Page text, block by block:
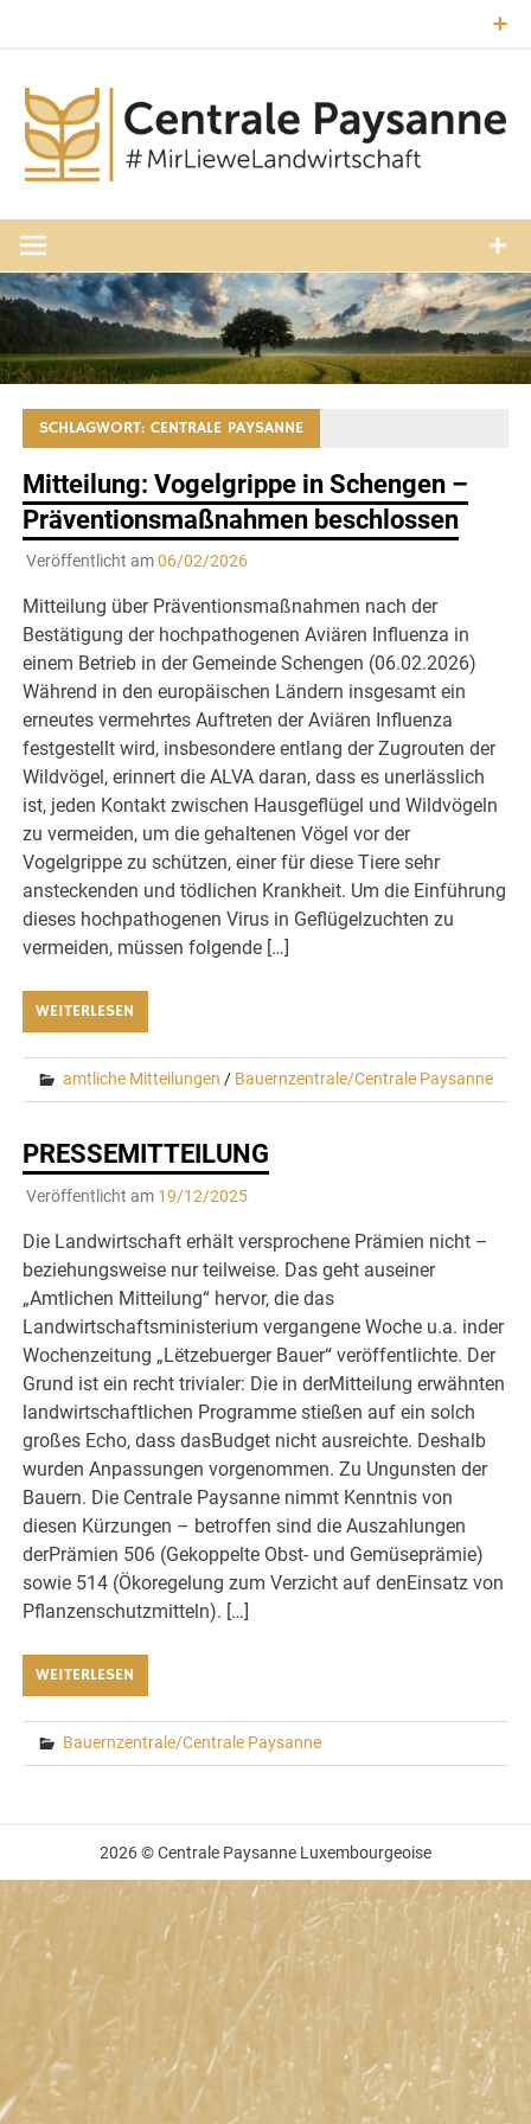
SCHLAGWORT:CENTRALE PAYSANNE
Mitteilung: Vogelgrippe in Schengen –
Präventionsmaßnahmen beschlossen
Veröffentlicht am06/02/2026
Mitteilung über Präventionsmaßnahmen nach der
Bestätigung der hochpathogenen Aviären Influenza in
einem Betrieb in der Gemeinde Schengen (06.02.2026)
Während in den europäischen Ländern insgesamt ein
erneutes vermehrtes Auftreten der Aviären Influenza
festgestellt wird, insbesondere entlang der Zugrouten der
Wildvögel, erinnert die ALVA daran, dass es unerlässlich
ist, jeden Kontakt zwischen Hausgeflügel und Wildvögeln
zu vermeiden, um die gehaltenen Vögel vor der
Vogelgrippe zu schützen, einer für diese Tiere sehr
ansteckenden und tödlichen Krankheit. Um die Einführung
dieses hochpathogenen Virus in Geflügelzuchten zu
vermeiden, müssen folgende […]
WEITERLESEN
amtliche Mitteilungen / Bauernzentrale/Centrale Paysanne
PRESSEMITTEILUNG
Veröffentlicht am 19/12/2025
Die Landwirtschaft erhält versprochene Prämien nicht –
beziehungsweise nur teilweise. Das geht auseiner
„Amtlichen Mitteilung“ hervor, die das
Landwirtschaftsministerium vergangene Woche u.a. inder
Wochenzeitung „Lëtzebuerger Bauer“ veröffentlichte. Der
Grund ist ein recht trivialer: Die in derMitteilung erwähnten
landwirtschaftlichen Programme stießen auf ein solch
großes Echo, dass dasBudget nicht ausreichte. Deshalb
wurden Anpassungen vorgenommen. Zu Ungunsten der
Bauern. Die Centrale Paysanne nimmt Kenntnis von
diesen Kürzungen – betroffen sind die Auszahlungen
derPrämien 506 (Gekoppelte Obst- und Gemüseprämie)
sowie 514 (Ökoregelung zum Verzicht auf denEinsatz von
Pflanzenschutzmitteln). […]
WEITERLESEN
Bauernzentrale/Centrale Paysanne
2026 © Centrale Paysanne Luxembourgeoise